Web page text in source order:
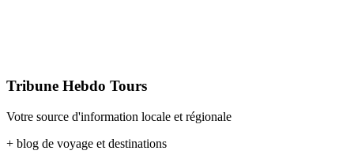
Tribune Hebdo Tours
Votre source d'information locale et régionale
+ blog de voyage et destinations